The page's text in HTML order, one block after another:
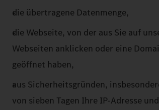
die übertragene Datenmenge,
die Webseite, von der aus Sie auf
Webseiten anklicken oder eine
geöffnet haben,
aus Sicherheitsgründen,
von sieben Tagen Ihre IP-Adresse